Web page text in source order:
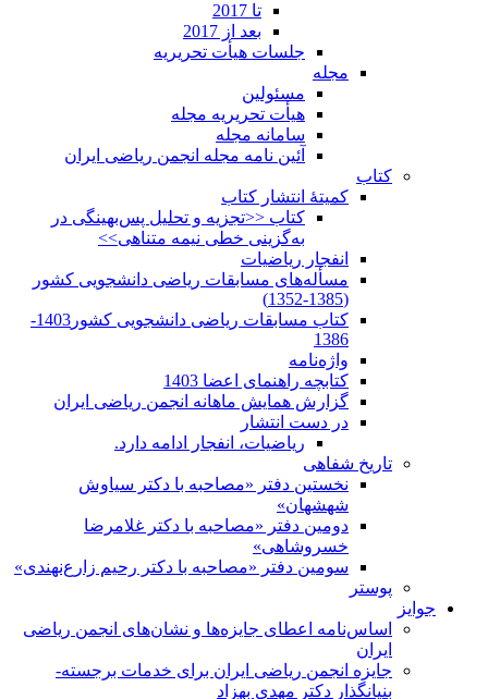
تا 2017
بعد از 2017
جلسات هیأت تحریریه
مجله
مسئولین
هیأت تحریریه مجله
سامانه مجله
آئین نامه مجله انجمن ریاضی ایران
کتاب
کمیتۀ انتشار کتاب
کتاب <<تجزیه و تحلیل پس‌بهینگی در
به‌گزینی خطی نیمه متناهی>>
انفجار ریاضیات
مسأله‌های مسابقات ریاضی دانشجویی کشور
(1385-1352)
کتاب مسابقات ریاضی دانشجویی کشور1403-
1386
واژه‌نامه
کتابچه راهنمای اعضا 1403
گزارش همایش ماهانه انجمن ریاضی ایران
در دست انتشار
ریاضیات، انفجار ادامه دارد.
تاریخ شفاهی
نخستین دفتر «مصاحبه با دکتر سیاوش
شهشهان»
دومین دفتر «مصاحبه با دکتر غلامرضا
خسروشاهی»
سومین دفتر «مصاحبه با دکتر رحیم زارع‌نهندی»
پوستر
جوایز
اساس‌نامه اعطای جایزه‌ها و نشان‌های انجمن ریاضی
ایران
جایزه انجمن ریاضی ایران برای خدمات برجسته-
بنیانگذار دکتر مهدی بهزاد